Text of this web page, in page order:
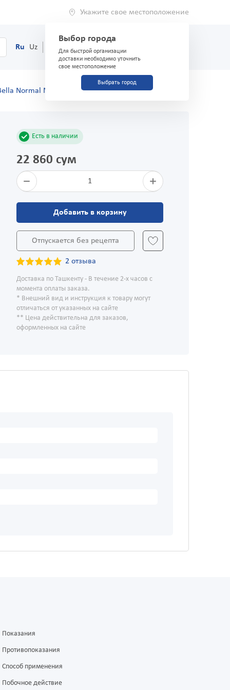
Укажите свое местоположение
Выбор города
Для быстрой организации
доставки необходимо уточнить
свое местоположение
Выбрать город
Ru Uz (71) 200-03-03
Normal Maxi" №10
Есть в наличии
22 860 сум
1
Добавить в корзину
Отпускается без рецепта
2 отзыва
Доставка по Ташкенту - В течение 2-х часов с
момента оплаты заказа.
* Внешний вид и инструкция к товару могут
отличаться от указанных на сайте
** Цена действительна для заказов,
оформленных на сайте
Показания
Противопоказания
Способ применения
Побочное действие